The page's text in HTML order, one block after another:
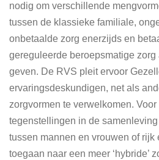
nodig om verschillende
tussen de klassieke familiale,
onbetaalde zorg enerzijds en
gereguleerde beroepsmatige
geven. De RVS pleit ervoor
ervaringsdeskundigen, net als
zorgvormen te verwelkomen.
tegenstellingen in de
tussen mannen en vrouwen of rijk
toegaan naar een meer ‘hybride’